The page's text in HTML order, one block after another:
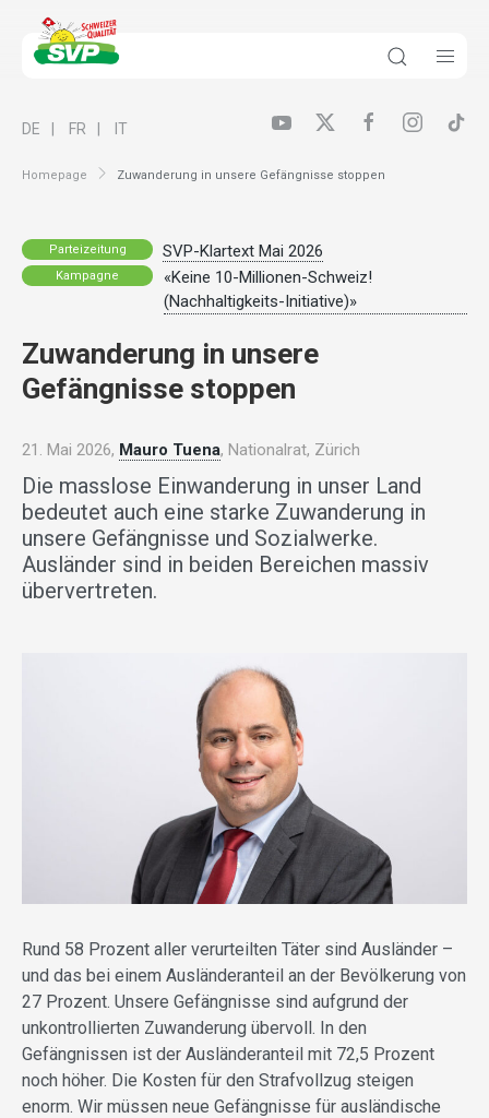
Homepage Zuwanderung in unsere Gefängnisse stoppen
DE FR IT
Parteizeitung SVP-Klartext Mai 2026
Kampagne
«Keine 10-Millionen-Schweiz!
(Nachhaltigkeits-Initiative)»
Zuwanderung in unsere
Gefängnisse stoppen
21. Mai 2026, Mauro Tuena, Nationalrat, Zürich
Die masslose Einwanderung in unser Land
bedeutet auch eine starke Zuwanderung in
unsere Gefängnisse und Sozialwerke.
Ausländer sind in beiden Bereichen massiv
übervertreten.
Rund 58 Prozent aller verurteilten Täter sind Ausländer –
und das bei einem Ausländeranteil an der Bevölkerung von
27 Prozent. Unsere Gefängnisse sind aufgrund der
unkontrollierten Zuwanderung übervoll. In den
Gefängnissen ist der Ausländeranteil mit 72,5 Prozent
noch höher. Die Kosten für den Strafvollzug steigen
enorm. Wir müssen neue Gefängnisse für ausländische